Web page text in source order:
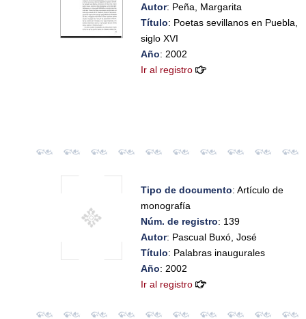
Autor: Peña, Margarita
Título: Poetas sevillanos en Puebla,
siglo XVI
Año: 2002
Ir al registro
Tipo de documento: Artículo de
monografía
Núm. de registro: 139
Autor: Pascual Buxó, José
Título: Palabras inaugurales
Año: 2002
Ir al registro